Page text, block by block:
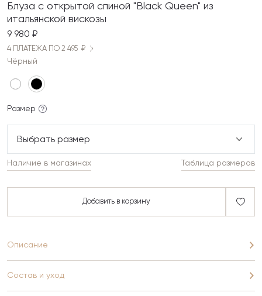
Блуза с открытой спиной "Black Queen" из
итальянской вискозы
9 980 ₽
4 ПЛАТЕЖА ПО 2 495 ₽
Чёрный
Размер
Выбрать размер
Таблица размеров
Наличие в магазинах
Добавить в корзину
Описание
Состав и уход